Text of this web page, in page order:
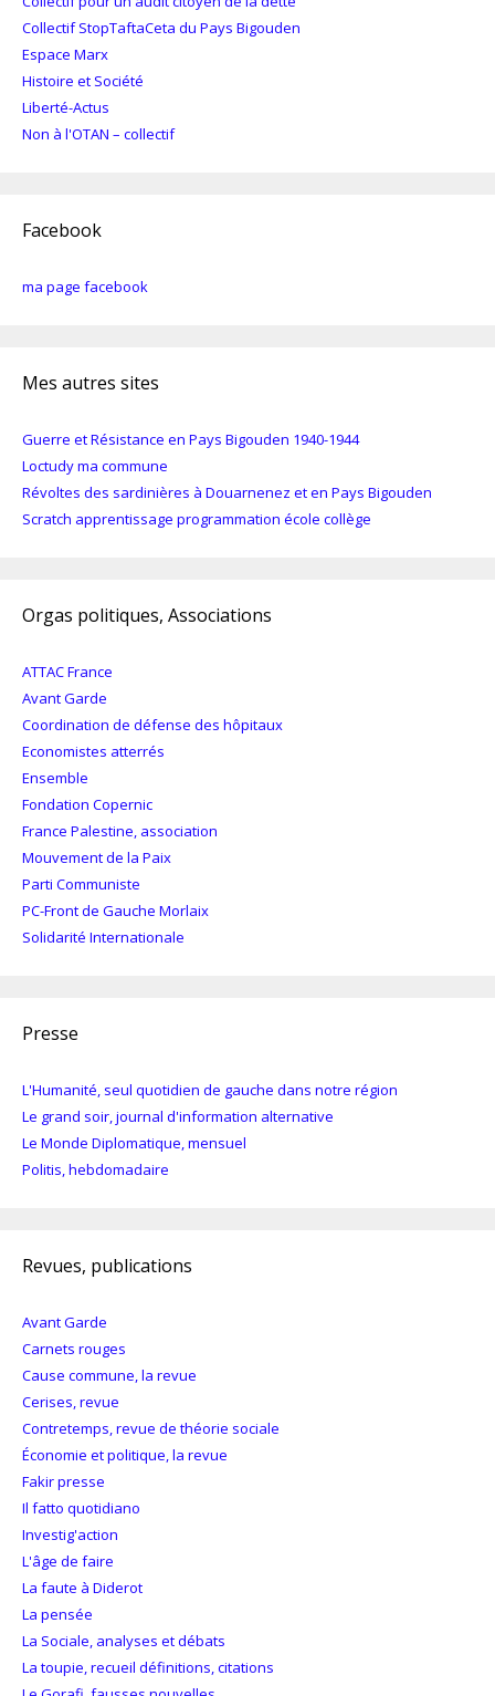
Collectif StopTaftaCeta du Pays Bigouden
Espace Marx
Histoire et Société
Liberté-Actus
Non à l'OTAN – collectif
Facebook
ma page facebook
Mes autres sites
Guerre et Résistance en Pays Bigouden 1940-1944
Loctudy ma commune
Révoltes des sardinières à Douarnenez et en Pays Bigouden
Scratch apprentissage programmation école collège
Orgas politiques, Associations
ATTAC France
Avant Garde
Coordination de défense des hôpitaux
Economistes atterrés
Ensemble
Fondation Copernic
France Palestine, association
Mouvement de la Paix
Parti Communiste
PC-Front de Gauche Morlaix
Solidarité Internationale
Presse
L'Humanité, seul quotidien de gauche dans notre région
Le grand soir, journal d'information alternative
Le Monde Diplomatique, mensuel
Politis, hebdomadaire
Revues, publications
Avant Garde
Carnets rouges
Cause commune, la revue
Cerises, revue
Contretemps, revue de théorie sociale
Économie et politique, la revue
Fakir presse
Il fatto quotidiano
Investig'action
L'âge de faire
La faute à Diderot
La pensée
La Sociale, analyses et débats
La toupie, recueil définitions, citations